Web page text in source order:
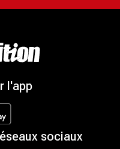
l'app
sociaux